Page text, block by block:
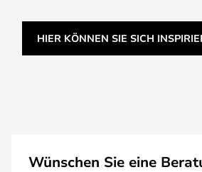
HIER KÖNNEN SIE SICH
Wünschen Sie eine